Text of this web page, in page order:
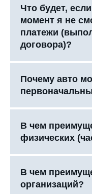
Что будет,
момент я не
платежи
договора)?
Почему авто
В чем
физических
В чем
организаций?